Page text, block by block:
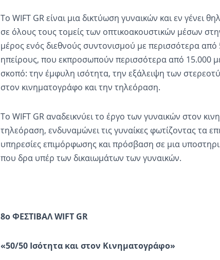
Το WIFT GR είναι μια δικτύωση γυναικών και εν γένει
σε όλους τους τομείς των οπτικοακουστικών μέσων
μέρος ενός διεθνούς συντονισμού με περισσότερα
ηπείρους, που εκπροσωπούν περισσότερα από 15.000
σκοπό: την έμφυλη ισότητα, την εξάλειψη των
στον κινηματογράφο και την τηλεόραση.
Το WIFT GR αναδεικνύει το έργο των γυναικών στον
τηλεόραση, ενδυναμώνει τις γυναίκες φωτίζοντας τα
υπηρεσίες επιμόρφωσης και πρόσβαση σε μια
που δρα υπέρ των δικαιωμάτων των γυναικών.
8ο ΦΕΣΤΙΒΑΛ WIFT GR
«50/50 Ισότητα και στον Κινηματογράφο»